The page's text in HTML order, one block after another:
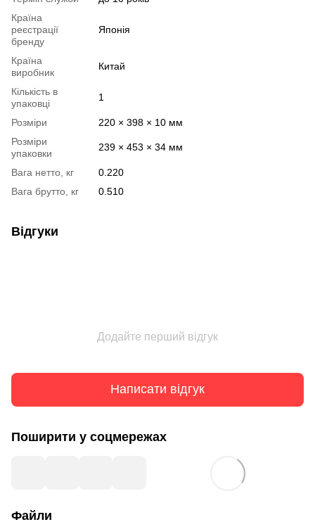
Країна
реєстрації
бренду
Японія
Країна
виробник
Китай
Кількість в
упаковці
1
Розміри
220 × 398 × 10 мм
Розміри
упаковки
239 × 453 × 34 мм
Вага нетто, кг
0.220
Вага брутто, кг
0.510
Відгуки
Додайте перший відгук
Написати відгук
Поширити у соцмережах
Файли